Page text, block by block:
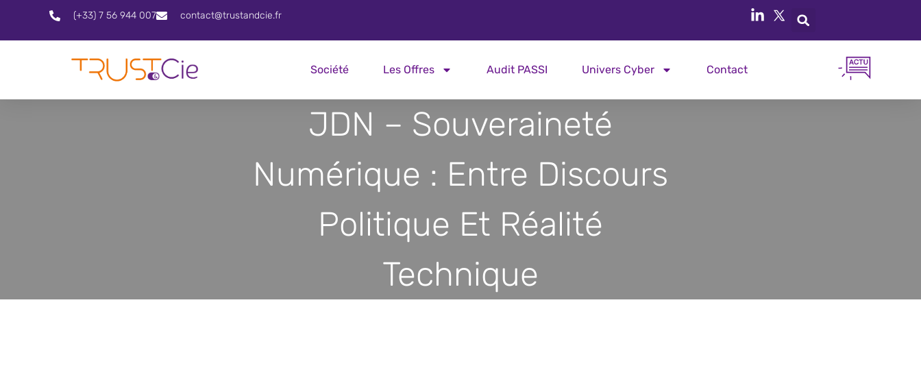
(+33) 7 56 944 007 contact@trustandcie.fr
Société Les Offres Audit PASSI Univers Cyber Contact
JDN – Souveraineté
Numérique : Entre Discours
Politique Et Réalité
Technique